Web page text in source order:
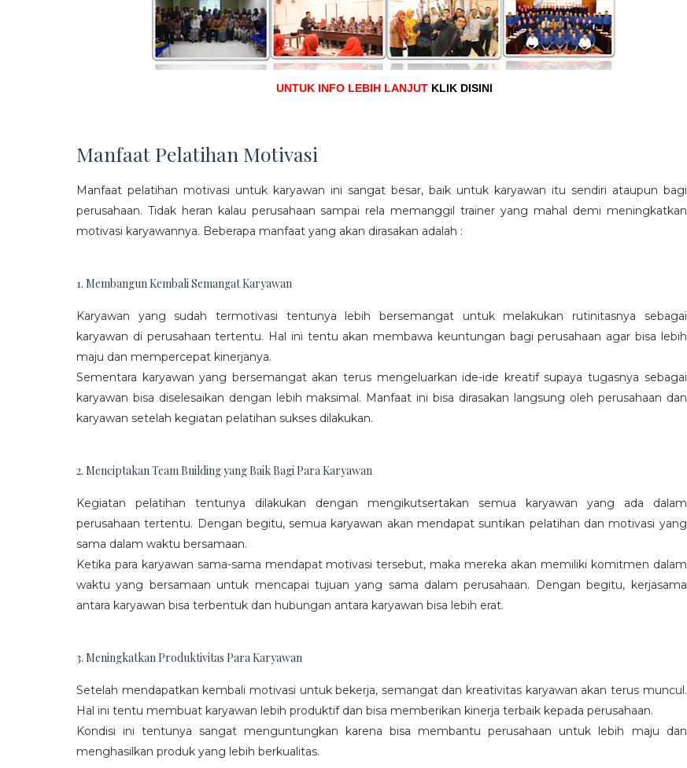
UNTUK INFO LEBIH LANJUT KLIK DISINI
Manfaat Pelatihan Motivasi
Manfaat pelatihan motivasi untuk karyawan ini sangat besar, baik untuk karyawan itu sendiri ataupun bagi
perusahaan. Tidak heran kalau perusahaan sampai rela memanggil trainer yang mahal demi meningkatkan
motivasi karyawannya. Beberapa manfaat yang akan dirasakan adalah :
1. Membangun Kembali Semangat Karyawan
Karyawan yang sudah termotivasi tentunya lebih bersemangat untuk melakukan rutinitasnya sebagai
karyawan di perusahaan tertentu. Hal ini tentu akan membawa keuntungan bagi perusahaan agar bisa lebih
maju dan mempercepat kinerjanya.
Sementara karyawan yang bersemangat akan terus mengeluarkan ide-ide kreatif supaya tugasnya sebagai
karyawan bisa diselesaikan dengan lebih maksimal. Manfaat ini bisa dirasakan langsung oleh perusahaan dan
karyawan setelah kegiatan pelatihan sukses dilakukan.
2. Menciptakan Team Building yang Baik Bagi Para Karyawan
Kegiatan pelatihan tentunya dilakukan dengan mengikutsertakan semua karyawan yang ada dalam
perusahaan tertentu. Dengan begitu, semua karyawan akan mendapat suntikan pelatihan dan motivasi yang
sama dalam waktu bersamaan.
Ketika para karyawan sama-sama mendapat motivasi tersebut, maka mereka akan memiliki komitmen dalam
waktu yang bersamaan untuk mencapai tujuan yang sama dalam perusahaan. Dengan begitu, kerjasama
antara karyawan bisa terbentuk dan hubungan antara karyawan bisa lebih erat.
3. Meningkatkan Produktivitas Para Karyawan
Setelah mendapatkan kembali motivasi untuk bekerja, semangat dan kreativitas karyawan akan terus muncul.
Hal ini tentu membuat karyawan lebih produktif dan bisa memberikan kinerja terbaik kepada perusahaan.
Kondisi ini tentunya sangat menguntungkan karena bisa membantu perusahaan untuk lebih maju dan
menghasilkan produk yang lebih berkualitas.